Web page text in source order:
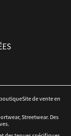
de vente en
Streetwear. Des